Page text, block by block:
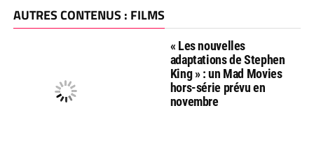
AUTRES CONTENUS : FILMS
« Les nouvelles
adaptations de Stephen
King » : un Mad Movies
hors-série prévu en
novembre